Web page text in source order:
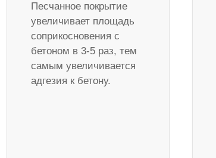
Песчанное покрытие
увеличивает площадь
соприкосновения с
бетоном в 3-5 раз, тем
самым увеличивается
адгезия к бетону.